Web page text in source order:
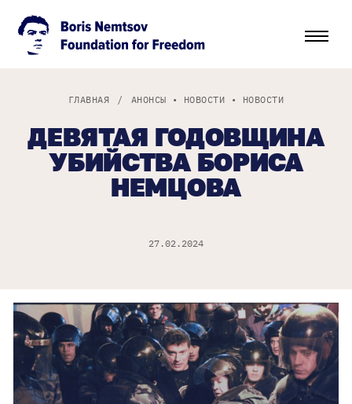
ГЛАВНАЯ / АНОНСЫ • НОВОСТИ • НОВОСТИ
ДЕВЯТАЯ ГОДОВЩИНА
УБИЙСТВА БОРИСА
НЕМЦОВА
27.02.2024